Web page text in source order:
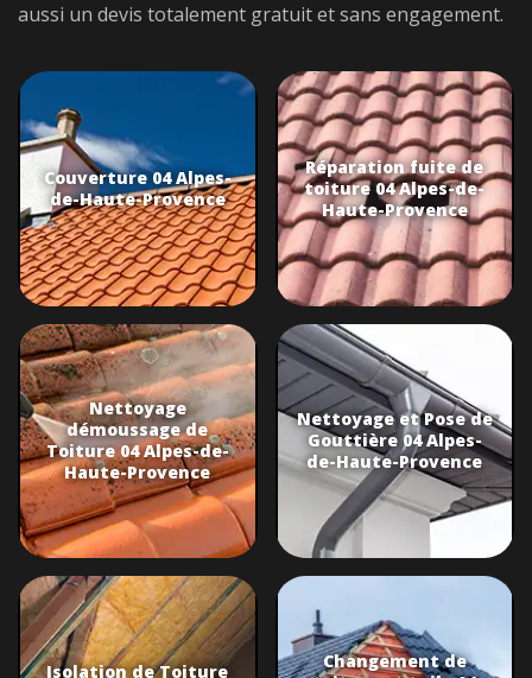
aussi un devis totalement gratuit et sans engagement.
Couverture 04 Alpes-
de-Haute-Provence
Réparation fuite de
toiture 04 Alpes-de-
Haute-Provence
Nettoyage
démoussage de
Toiture 04 Alpes-de-
Haute-Provence
Nettoyage et Pose de
Gouttière 04 Alpes-
de-Haute-Provence
Isolation de Toiture
Changement de